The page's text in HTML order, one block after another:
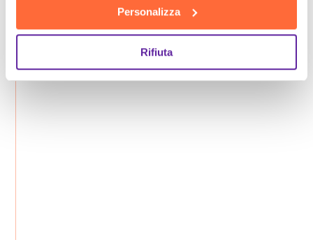
Personalizza
Rifiuta